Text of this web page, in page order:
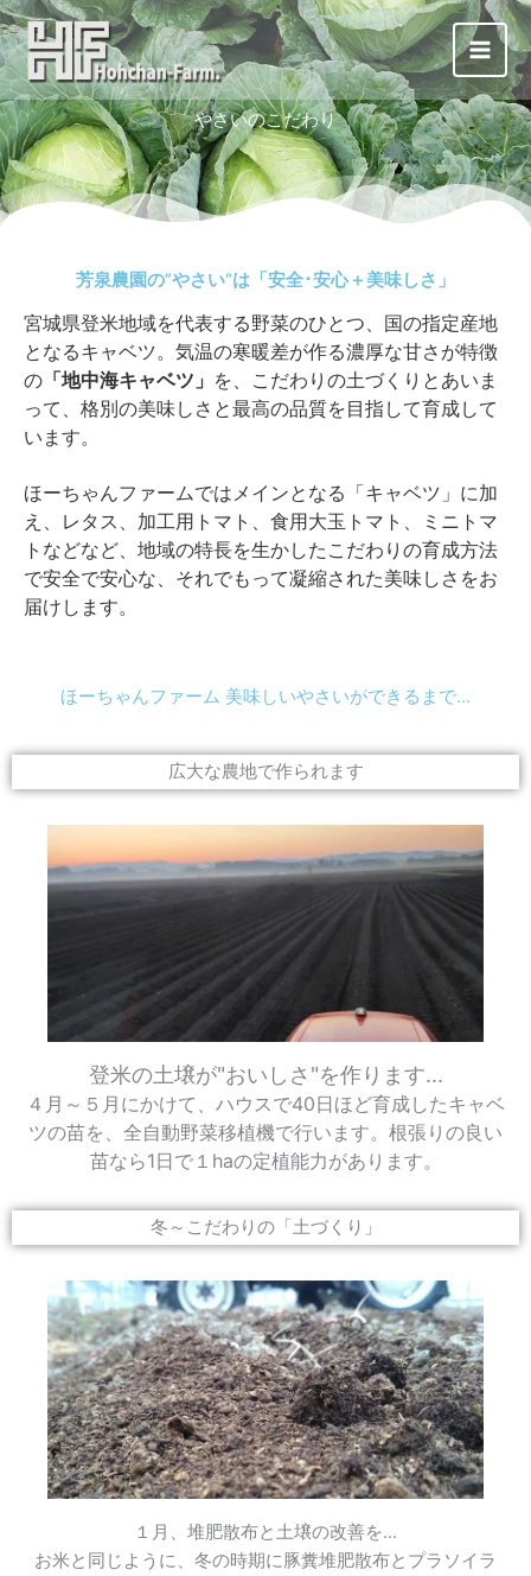
内
容
を
ス
キ
ッ
プ
Main
やさいのこだわり
芳泉農園の”やさい”は「安全･安心＋美味しさ」
宮城県登米地域を代表する野菜のひとつ、国の指定産地
となるキャベツ。気温の寒暖差が作る濃厚な甘さが特徴
の 「地中海キャベツ」
を、こだわりの土づくりとあいま
って、格別の美味しさと最高の品質を目指して育成して
います。
ほーちゃんファームではメインとなる「キャベツ」に加
え、レタス、加工用トマト、食用大玉トマト、ミニトマ
トなどなど、地域の特長を生かしたこだわりの育成方法
で安全で安心な、それでもって凝縮された美味しさをお
届けします。
ほーちゃんファーム 美味しいやさいができるまで...
広大な農地で作られます
登米の土壌が"おいしさ"を作ります...
４月～５月にかけて、ハウスで40日ほど育成したキャベ
ツの苗を、全自動野菜移植機で行います。根張りの良い
苗なら1日で１haの定植能力があります。
冬～こだわりの「土づくり」
１月、堆肥散布と土壌の改善を...
お米と同じように、冬の時期に豚糞堆肥散布とプラソイラ